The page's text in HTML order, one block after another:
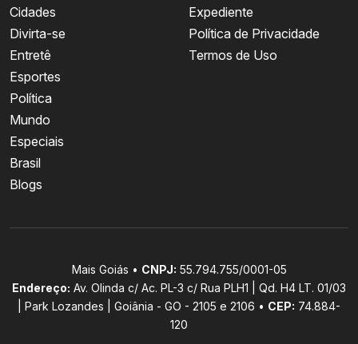
Cidades
Divirta-se
Entretê
Esportes
Política
Mundo
Especiais
Brasil
Blogs
Expediente
Política de Privacidade
Termos de Uso
Mais Goiás • CNPJ: 55.794.755/0001-05
Endereço: Av. Olinda c/ Ac. PL-3 c/ Rua PLH1 | Qd. H4 LT. 01/03
| Park Lozandes | Goiânia - GO - 2105 e 2106 • CEP: 74.884-
120